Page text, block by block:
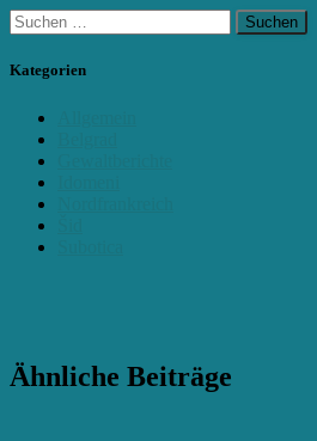
Suchen
nach:
Kategorien
Ähnliche Beiträge